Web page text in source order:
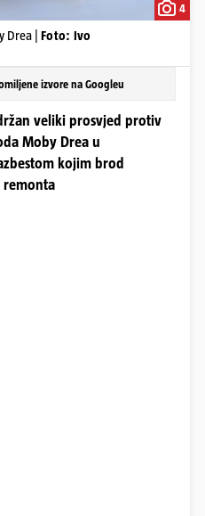
4
Drea | Foto: Ivo
izvore na Googleu
veliki prosvjed protiv
Moby Drea u
kojim brod
remonta